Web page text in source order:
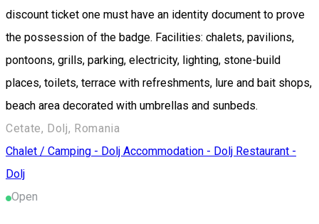
discount ticket one must have an identity document to prove
the possession of the badge. Facilities: chalets, pavilions,
pontoons, grills, parking, electricity, lighting, stone-build
places, toilets, terrace with refreshments, lure and bait shops,
beach area decorated with umbrellas and sunbeds.
Cetate, Dolj, Romania
Chalet / Camping - Dolj Accommodation - Dolj Restaurant -
Dolj
Open